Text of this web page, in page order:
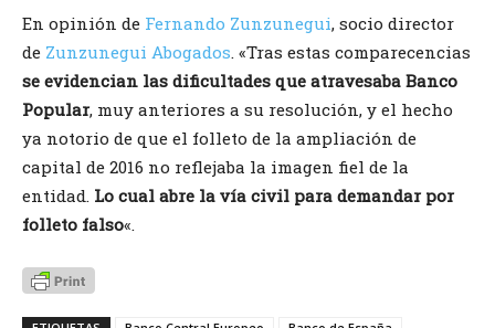
En opinión de Fernando Zunzunegui, socio director
de Zunzunegui Abogados. «Tras estas comparecencias
se evidencian las dificultades que atravesaba Banco
Popular, muy anteriores a su resolución, y el hecho
ya notorio de que el folleto de la ampliación de
capital de 2016 no reflejaba la imagen fiel de la
entidad. Lo cual abre la vía civil para demandar por
folleto falso«.